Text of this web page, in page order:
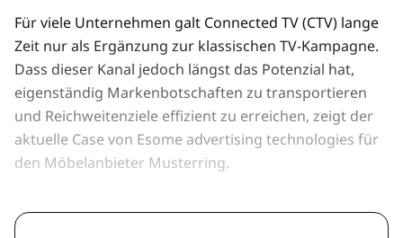
Für viele Unternehmen galt Connected TV (CTV) lange
Zeit nur als Ergänzung zur klassischen TV-Kampagne.
Dass dieser Kanal jedoch längst das Potenzial hat,
eigenständig Markenbotschaften zu transportieren
und Reichweitenziele effizient zu erreichen, zeigt der
aktuelle Case von Esome advertising technologies für
den Möbelanbieter Musterring.